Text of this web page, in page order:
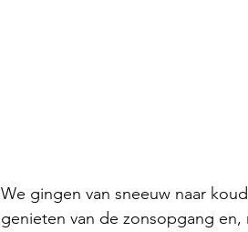
We gingen van sneeuw naar
genieten van de zonsopgang